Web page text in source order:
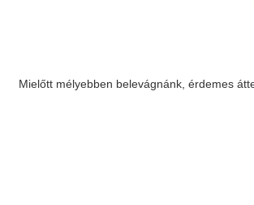
Mielőtt mélyebben belevágnánk, érdemes